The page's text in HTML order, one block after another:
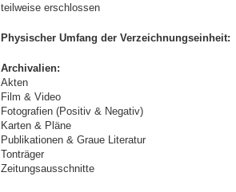
teilweise erschlossen
Physischer Umfang der Verzeichnungseinheit:
Archivalien:
Akten
Film & Video
Fotografien (Positiv & Negativ)
Karten & Pläne
Publikationen & Graue Literatur
Tonträger
Zeitungsausschnitte